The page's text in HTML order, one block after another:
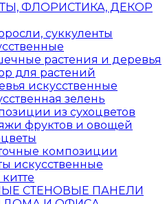
ФЛОРИСТИКА, ДЕКОР
суккуленты
растения и деревья
для растений
искусственные
зелень
из сухоцветов
фруктов и овощей
композиции
искусственные
СТЕНОВЫЕ ПАНЕЛИ